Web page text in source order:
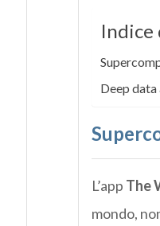
Indice
Deep
L’app The
mondo,